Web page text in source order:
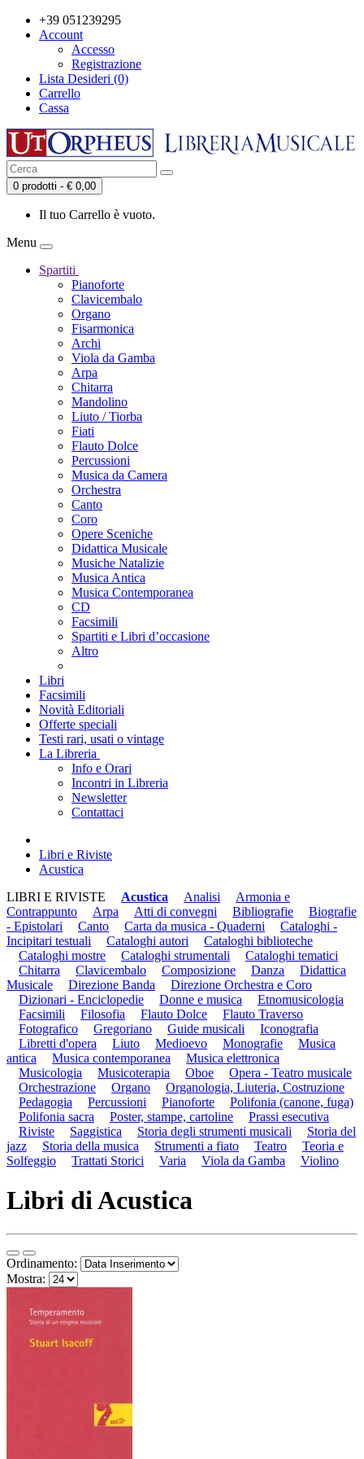
+39 051239295
Account
Accesso
Registrazione
Lista Desideri (0)
Carrello
Cassa
0 prodotti - € 0,00
Il tuo Carrello è vuoto.
Menu
Spartiti
Pianoforte
Clavicembalo
Organo
Fisarmonica
Archi
Viola da Gamba
Arpa
Chitarra
Mandolino
Liuto / Tiorba
Fiati
Flauto Dolce
Percussioni
Musica da Camera
Orchestra
Canto
Coro
Opere Sceniche
Didattica Musicale
Musiche Natalizie
Musica Antica
Musica Contemporanea
CD
Facsimili
Spartiti e Libri d’occasione
Altro
Libri
Facsimili
Novità Editoriali
Offerte speciali
Testi rari, usati o vintage
La Libreria
Info e Orari
Incontri in Libreria
Newsletter
Contattaci
Libri e Riviste
Acustica
LIBRI E RIVISTE
Acustica Analisi
Armonia e
Contrappunto
Arpa Atti di convegni Bibliografie
Biografie
- Epistolari
Canto Carta da musica - Quaderni
Cataloghi -
Incipitari testuali
Cataloghi autori
Cataloghi biblioteche
Cataloghi mostre
Cataloghi strumentali
Cataloghi tematici
Chitarra
Clavicembalo Composizione Danza
Didattica
Musicale
Direzione Banda
Direzione Orchestra e Coro
Dizionari - Enciclopedie
Donne e musica
Etnomusicologia
Facsimili
Filosofia Flauto Dolce
Flauto Traverso
Fotografico
Gregoriano Guide musicali
Iconografia
Libretti d'opera
Liuto Medioevo Monografie
Musica
antica
Musica contemporanea
Musica elettronica
Musicologia
Musicoterapia Oboe
Opera - Teatro musicale
Orchestrazione
Organo
Organologia, Liuteria, Costruzione
Pedagogia
Percussioni Pianoforte
Polifonia (canone, fuga)
Polifonia sacra
Poster, stampe, cartoline
Prassi esecutiva
Riviste
Saggistica Storia degli strumenti musicali
Storia del
jazz
Storia della musica Strumenti a fiato Teatro
Teoria e
Solfeggio
Trattati Storici Varia Viola da Gamba Violino
Libri di Acustica
Ordinamento:
Mostra: